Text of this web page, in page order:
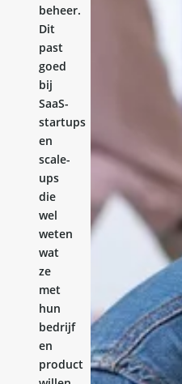
beheer.
Dit
past
goed
bij
SaaS-
startups
en
scale-
ups
die
wel
weten
wat
ze
met
hun
bedrijf
en
product